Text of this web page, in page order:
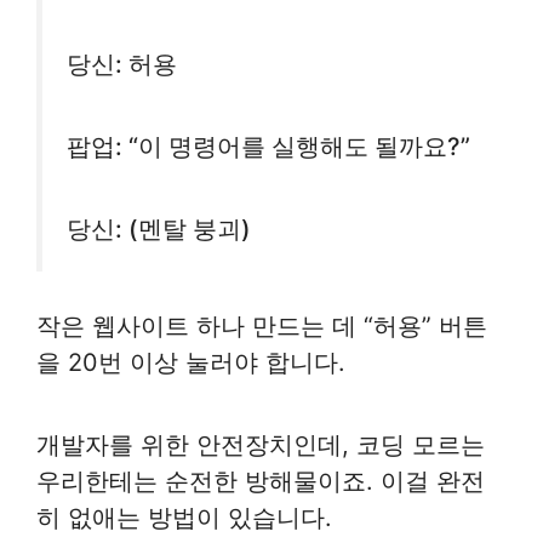
당신: 허용
팝업: “이 명령어를 실행해도 될까요?”
당신: (멘탈 붕괴)
작은 웹사이트 하나 만드는 데 “허용” 버튼
을 20번 이상 눌러야 합니다.
개발자를 위한 안전장치인데, 코딩 모르는
우리한테는 순전한 방해물이죠. 이걸 완전
히 없애는 방법이 있습니다.